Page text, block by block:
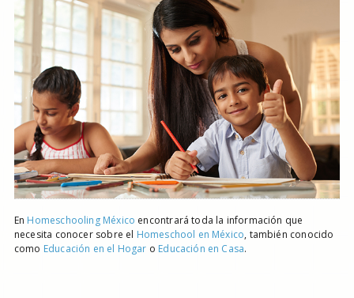
En Homeschooling México encontrará toda la información que
necesita conocer sobre el Homeschool en México, también conocido
como Educación en el Hogar o Educación en Casa.